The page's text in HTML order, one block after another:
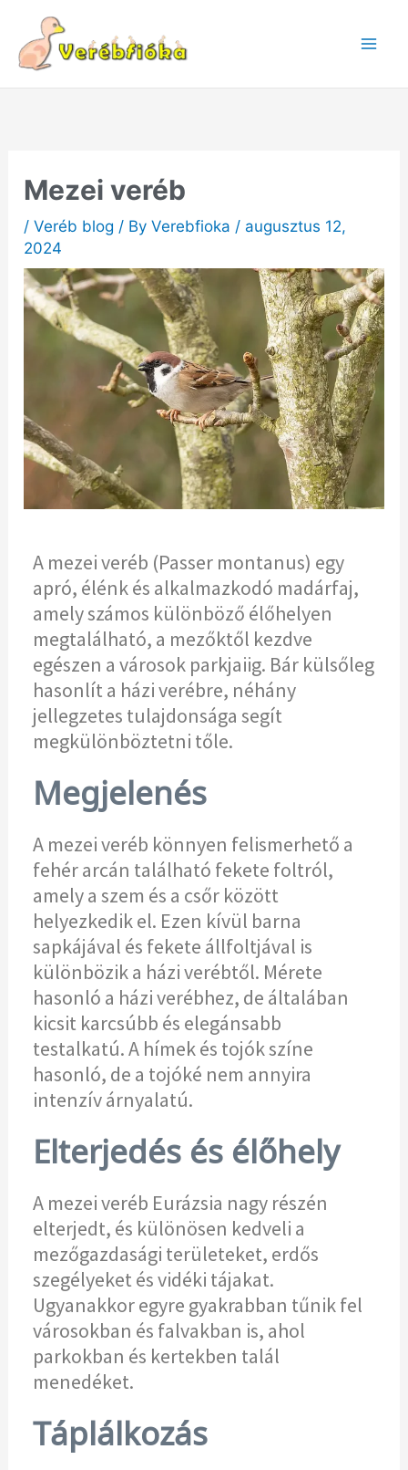
content
Mezei veréb
/Veréb blog / ByVerebfioka / augusztus 12,
2024
A mezei veréb (Passer montanus) egy
apró, élénk és alkalmazkodó madárfaj,
amely számos különböző élőhelyen
megtalálható, a mezőktől kezdve
egészen a városok parkjaiig. Bár külsőleg
hasonlít a házi verébre, néhány
jellegzetes tulajdonsága segít
megkülönböztetni tőle.
Megjelenés
A mezei veréb könnyen felismerhető a
fehér arcán található fekete foltról,
amely a szem és a csőr között
helyezkedik el. Ezen kívül barna
sapkájával és fekete állfoltjával is
különbözik a házi verébtől. Mérete
hasonló a házi verébhez, de általában
kicsit karcsúbb és elegánsabb
testalkatú. A hímek és tojók színe
hasonló, de a tojóké nem annyira
intenzív árnyalatú.
Elterjedés és élőhely
A mezei veréb Eurázsia nagy részén
elterjedt, és különösen kedveli a
mezőgazdasági területeket, erdős
szegélyeket és vidéki tájakat.
Ugyanakkor egyre gyakrabban tűnik fel
városokban és falvakban is, ahol
parkokban és kertekben talál
menedéket.
Táplálkozás